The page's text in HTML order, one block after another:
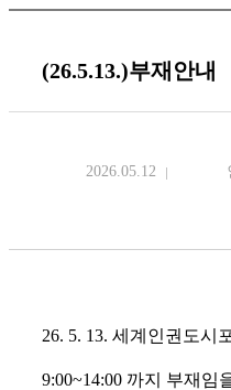
(26.5.13.)부재안내
2026.05.12
26. 5. 13. 세계인권도시
9:00~14:00 까지 부재임